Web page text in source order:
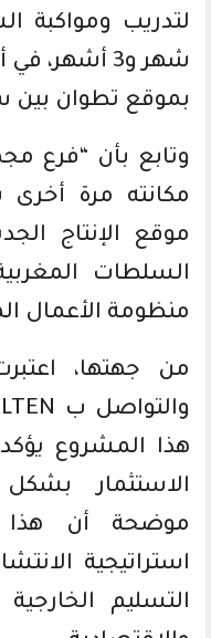
لتدريب ومواكبة
بموقع تطوان بين سنتي 2023
مكانته مرة أخرى
موقع الإنتاج
السلطات
منظومة الأعمال
من جهتها،
هذا المشروع
الاستثمار
موضحة أن هذا
استراتيجية
التسليم الخارجية